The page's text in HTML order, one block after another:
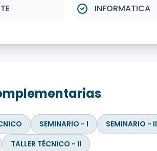
INFORMATICA
SEMINARIO - I
SEMINARIO - II
TALLER TÉCNICO - II